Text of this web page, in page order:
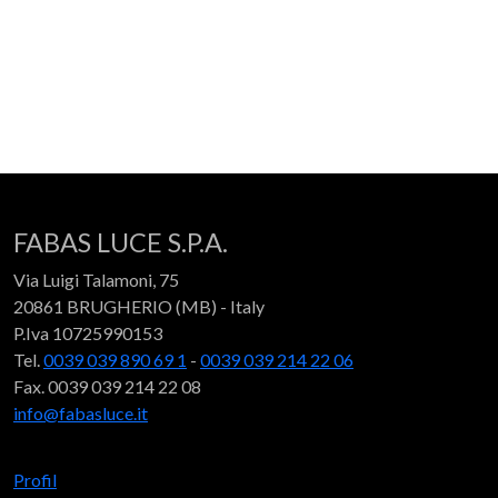
FABAS LUCE S.P.A.
Via Luigi Talamoni, 75
20861 BRUGHERIO (MB) - Italy
P.Iva 10725990153
Tel.0039 039 890 69 1 - 0039 039 214 22 06
Fax. 0039 039 214 22 08
info@fabasluce.it
Profil